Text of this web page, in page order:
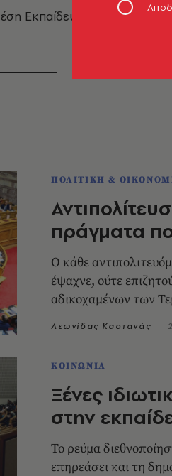
Εκπαίδευση και ο
ΠΟΛΙΤΙΚΗ &
πράγματα
Ο κάθε
έψαχνε, ούτε
αδικοχαμένων των
Λεωνίδας Καστανάς
ΚΟΙΝΩΝΙΑ
Ξένες
στην
Το ρεύμα
επηρεάσει και τη